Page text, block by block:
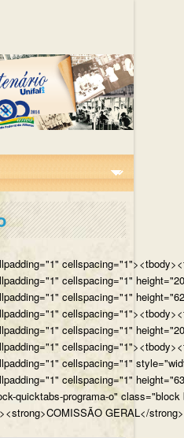
cellspacing="1"
cellspacing="1"
cellspacing="1"
cellspacing="1"
cellspacing="1"